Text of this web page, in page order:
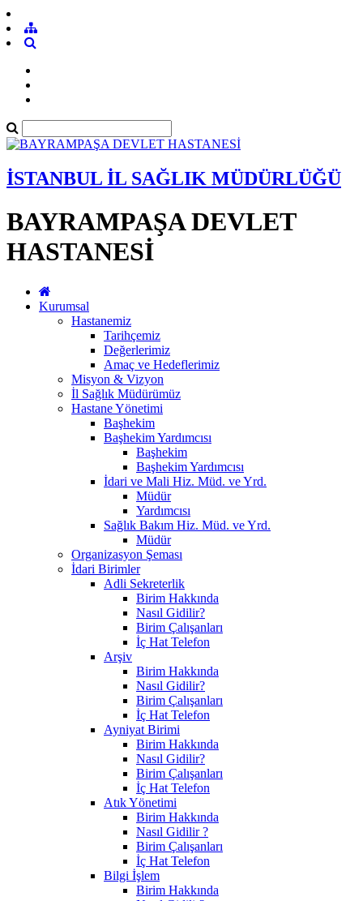
İSTANBUL İL SAĞLIK MÜDÜRLÜĞÜ
BAYRAMPAŞA DEVLET
HASTANESİ
Kurumsal
Hastanemiz
Tarihçemiz
Değerlerimiz
Amaç ve Hedeflerimiz
Misyon & Vizyon
İl Sağlık Müdürümüz
Hastane Yönetimi
Başhekim
Başhekim Yardımcısı
Başhekim
Başhekim Yardımcısı
İdari ve Mali Hiz. Müd. ve Yrd.
Müdür
Yardımcısı
Sağlık Bakım Hiz. Müd. ve Yrd.
Müdür
Organizasyon Şeması
İdari Birimler
Adli Sekreterlik
Birim Hakkında
Nasıl Gidilir?
Birim Çalışanları
İç Hat Telefon
Arşiv
Birim Hakkında
Nasıl Gidilir?
Birim Çalışanları
İç Hat Telefon
Ayniyat Birimi
Birim Hakkında
Nasıl Gidilir?
Birim Çalışanları
İç Hat Telefon
Atık Yönetimi
Birim Hakkında
Nasıl Gidilir ?
Birim Çalışanları
İç Hat Telefon
Bilgi İşlem
Birim Hakkında